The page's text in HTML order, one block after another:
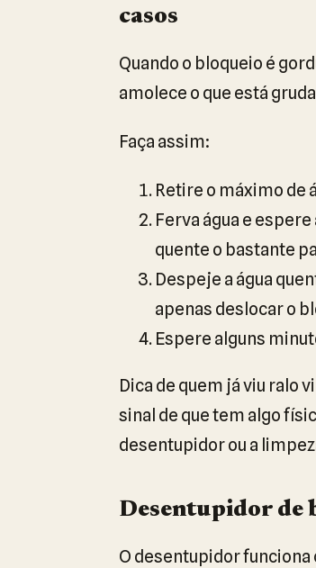
casos
Quando o bloqueio é
amolece o que está
Faça assim:
Retire o máximo de
Ferva água e
quente o bastante
Despeje a água
apenas deslocar o
Espere alguns
Dica de quem já viu ralo
sinal de que tem algo
desentupidor ou a
Desentupidor de
O desentupidor